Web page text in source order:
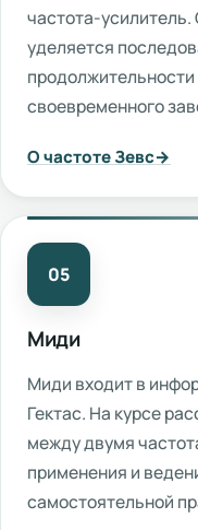
частота-
уделяется
своевременного
О частоте Зевс
05
Миди
Миди входит в
Гектас. На курсе
между двумя
применения и
самостоятельной